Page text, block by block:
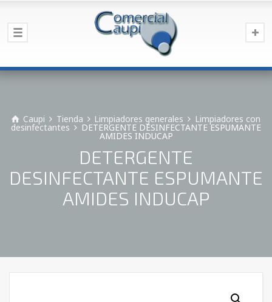
Caupi Tienda Limpiadores generales Limpiadores con
desinfectantes DETERGENTE DESINFECTANTE ESPUMANTE
AMIDES INDUCAP
DETERGENTE
DESINFECTANTE ESPUMANTE
AMIDES INDUCAP